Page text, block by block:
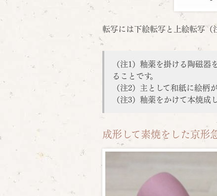
転写には下絵転写と上絵転写（
（注1）釉薬を掛ける陶磁
ることです。
（注2）主として和紙に絵柄
（注3）釉薬をかけて本焼成
成形して素焼をした京形